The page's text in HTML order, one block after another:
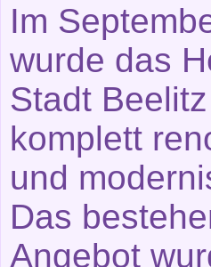
Im
wurde das
Stadt Beelitz
komplett
und
Das
Angebot